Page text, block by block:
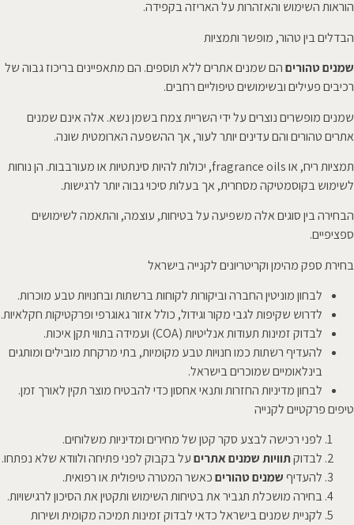
הוראות השימוש והאזהרות על האריזה בקפידה.
הבדלים בין טהור, מופשר ותמציות
שמנים טהוריםהם שמנים אתרים ללא תוספים. הם מתאפיינים בריכוז גבוה של
רכיבים פעילים ובשימושים טיפוליים רחבים.
שמנים מופשרים נוצרים על ידי השריית צמח בשמן נשא. אלה אינם שמנים
אתרים טהורים והם עדינים יותר לעור, אך ההשפעה הארומטית שונה.
תמציות ריח, או fragrance oils, יכולות להיות סינתטיות או מעורבבות. הן נוחות
לשימוש בקוסמטיקה מסחרית, אך בעלות סיכוי גבוה יותר לרגישות.
הבחירה בין סוגים אלה משפיעה על בטיחות, עוצמה, והתאמה לשימושים
ספציפיים.
בחירת ספק מהימן וקריטריונים לקנייה בישראל
לבחון מוניטין החברה וביקורות לקוחות ברשתות ובחנויות טבע מוכרות.
לדרוש שקיפות לגבי מקור וגידול, כולל אזור גאוגרפי ופרקטיקות חקלאיות.
לבדוק זמינות תעודות אנליטיות (COA) ועמידה בתווי תקן איכות.
להעדיף רשתות כמו חנויות טבע מקומיות, בתי מרקחת מובילים ומותגים
בינלאומיים שמוכרים בישראל.
לבחון מדיניות החזרות ותנאי אחסון כדי להבטיח מוצר תקין לאורך זמן.
טיפים פרקטיים לקנייה
לפני רכישה לבצע סקר קטן של מחירים ומדיניות משלוחים.
לבדוקתוויות שמנים אתריםעל בקבוק לפני פתיחה ולוודא שלא נפתחו.
להעדיף שמנים טהוריםכאשר המטרה טיפולית או רפואית.
בחירה מושכלת תגביר את בטיחות השימוש ותקטין את הסיכון לרגישויות.
לקניית שמנים בישראל כדאי לבדוק זמינות תמיכה מקומית ושירות